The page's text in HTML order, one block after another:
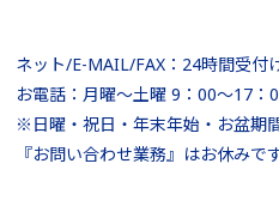
ネット/E-MAIL/FAX：24時間受付
お電話：月曜～土曜 9：00～17：
※日曜・祝日・年末年始・お盆期
『お問い合わせ業務』はお休みです